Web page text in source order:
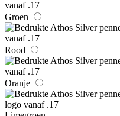
Groen
Rood
Oranje